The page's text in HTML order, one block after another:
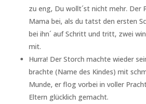
zu eng, Du wollt´st nicht mehr. Der
Mama bei, als du tatst den ersten
bei ihn´ auf Schritt und tritt, zwei
mit.
Hurra! Der Storch machte wieder
brachte (Name des Kindes) mit
Munde, er flog vorbei in voller
Eltern glücklich gemacht.